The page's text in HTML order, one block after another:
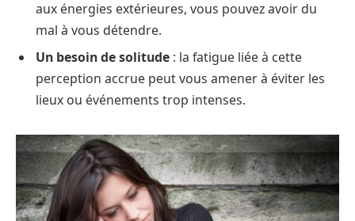
aux énergies extérieures, vous pouvez avoir du
mal à vous détendre.
Un besoin de solitude : la fatigue liée à cette
perception accrue peut vous amener à éviter les
lieux ou événements trop intenses.